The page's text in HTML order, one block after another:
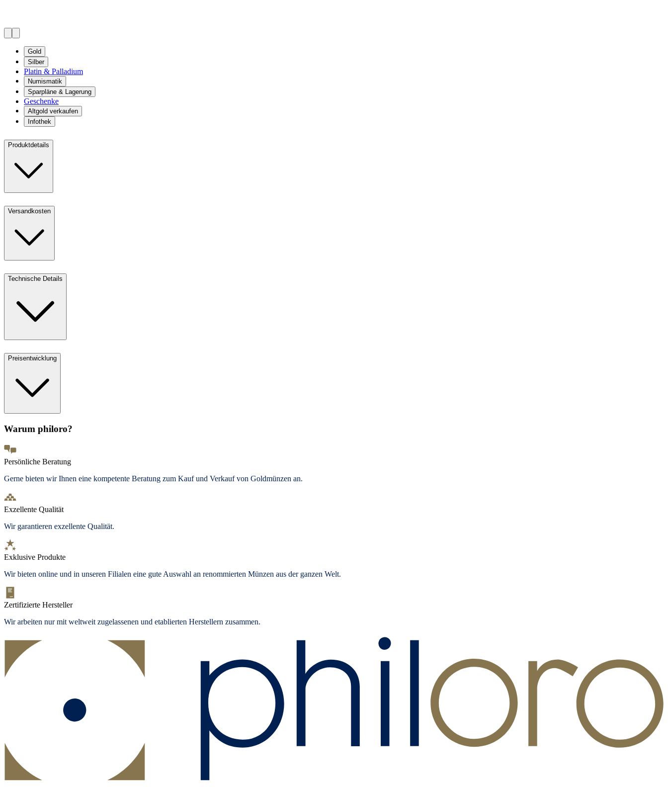
Gold
Silber
Platin & Palladium
Numismatik
Sparpläne & Lagerung
Geschenke
Altgold verkaufen
Infothek
Produktdetails
Versandkosten
Technische Details
Preisentwicklung
Warum philoro?
Persönliche Beratung
Gerne bieten wir Ihnen eine kompetente Beratung zum Kauf und Verkauf von Goldmünzen an.
Exzellente Qualität
Wir garantieren exzellente Qualität.
Exklusive Produkte
Wir bieten online und in unseren Filialen eine gute Auswahl an renommierten Münzen aus der ganzen Welt.
Zertifizierte Hersteller
Wir arbeiten nur mit weltweit zugelassenen und etablierten Herstellern zusammen.